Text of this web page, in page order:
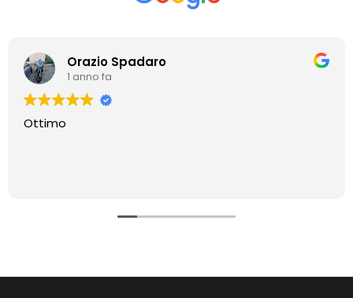
Orazio Spadaro
1 anno fa
Ottimo